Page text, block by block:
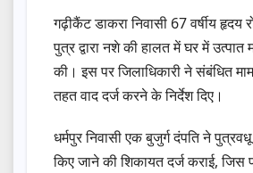
गढ़ीकैंट डाकरा निवासी 67 वर्षीय हृदय
पुत्र द्वारा नशे की हालत में घर में
की। इस पर जिलाधिकारी ने संबंधित
तहत वाद दर्ज करने के निर्देश दिए।
धर्मपुर निवासी एक बुजुर्ग दंपति ने पुत्रवधू
किए जाने की शिकायत दर्ज कराई, जिस